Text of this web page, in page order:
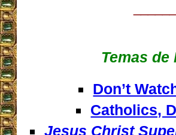
Temas
Don’t
Catholics,
Jesus Christ